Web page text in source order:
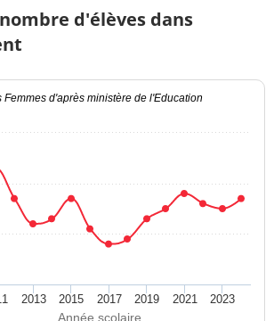
d'élèves dans
Année scolaire
Femmes d'après ministère de l'Education
2013 2015 2017 2019 2021 2023